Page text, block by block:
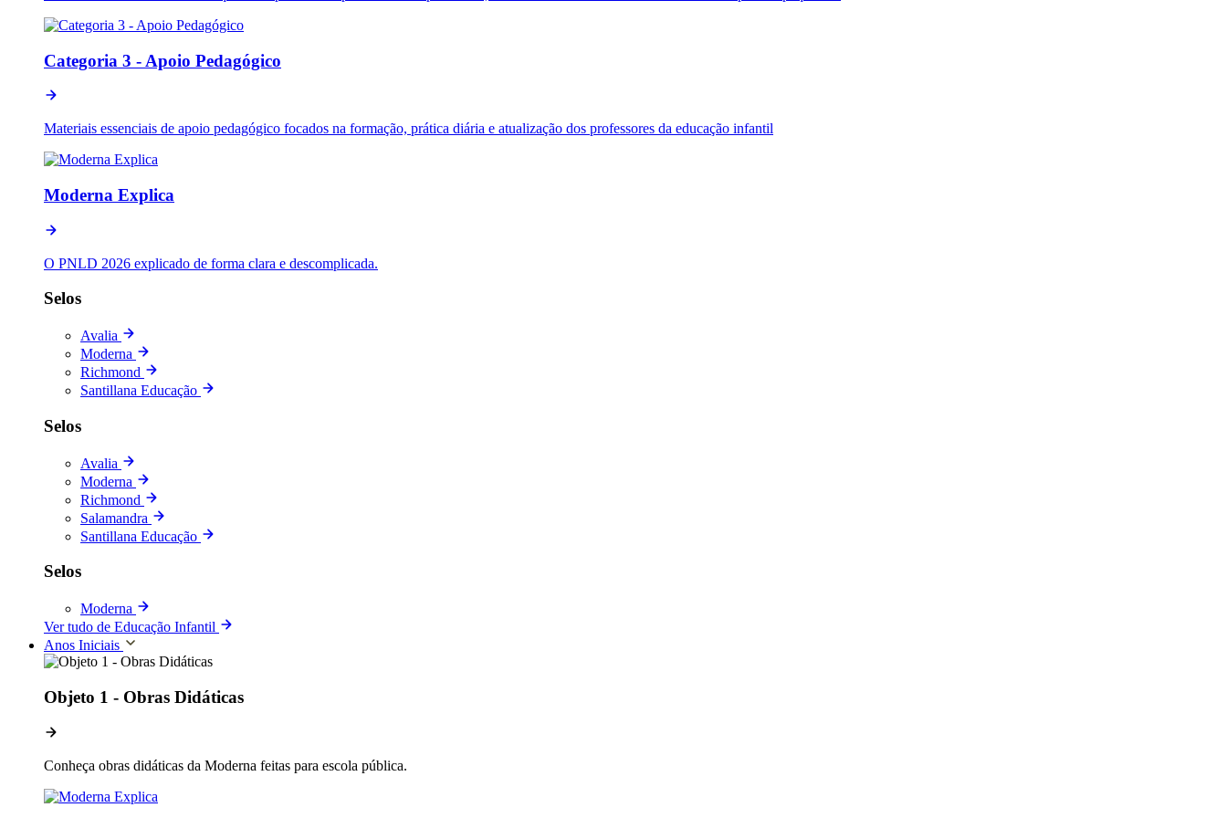
Categoria 3 - Apoio Pedagógico
Materiais essenciais de apoio pedagógico focados na formação, prática diária e atualização dos professores da educação infantil
Moderna Explica
O PNLD 2026 explicado de forma clara e descomplicada.
Selos
Avalia
Moderna
Richmond
Santillana Educação
Selos
Avalia
Moderna
Richmond
Salamandra
Santillana Educação
Selos
Moderna
Ver tudo de Educação Infantil
Anos Iniciais
Objeto 1 - Obras Didáticas
Conheça obras didáticas da Moderna feitas para escola pública.